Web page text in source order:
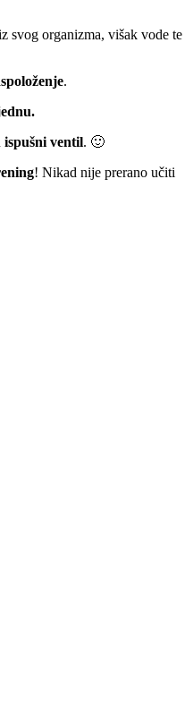
svog organizma, višak vode te
.
ispušni ventil. 🙂
! Nikad nije prerano učiti